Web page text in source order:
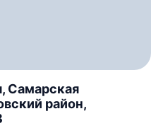
Самарская
район,